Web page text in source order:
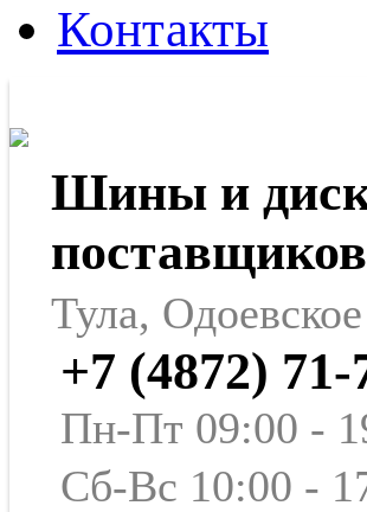
Контакты
Шины и
поставщиков
Тула,
+7 (4872) 71-
Пн-Пт 09:00 -
Сб-Вс 10:00 -